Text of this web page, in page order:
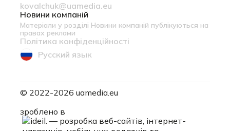
kovalchuk@uamedia.eu
Новини компаній
Матеріали у розділі Новини компаній публікуються на
правах реклами
Політика конфіденційності
Русский язык
© 2022-2026 uamedia.eu
зроблено в